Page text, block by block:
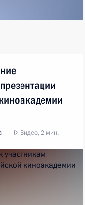
Видео, 2 мин.